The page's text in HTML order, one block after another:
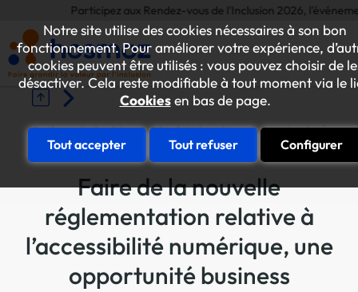
Notre site utilise des cookies nécessaires à son bon
fonctionnement. Pour améliorer votre expérience,
cookies peuvent être utilisés : vous pouvez choisir de
désactiver. Cela reste modifiable à tout moment via le
Cookiesen bas de page.
Tout accepter Tout refuser Configurer
Participez aux Rendez-vous de l'Inclusion 2026,
Accueil A la une Articles et communiqués ESAT-
Faire de la nouvelle
réglementation relative à
l’accessibilité numérique, une
opportunité business